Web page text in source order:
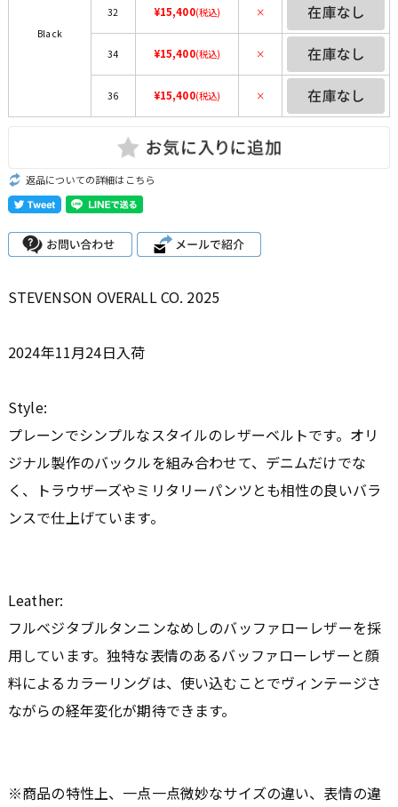
Black
32 ¥15,400(税込) ×
34 ¥15,400(税込) ×
36 ¥15,400(税込) ×
返品についての詳細はこちら
STEVENSON OVERALL CO. 2025
2024年11月24日入荷
Style:
プレーンでシンプルなスタイルのレザーベルトです。オリ
ジナル製作のバックルを組み合わせて、デニムだけでな
く、トラウザーズやミリタリーパンツとも相性の良いバラ
ンスで仕上げています。
Leather:
フルベジタブルタンニンなめしのバッファローレザーを採
用しています。独特な表情のあるバッファローレザーと顔
料によるカラーリングは、使い込むことでヴィンテージさ
ながらの経年変化が期待できます。
※商品の特性上、一点一点微妙なサイズの違い、表情の違